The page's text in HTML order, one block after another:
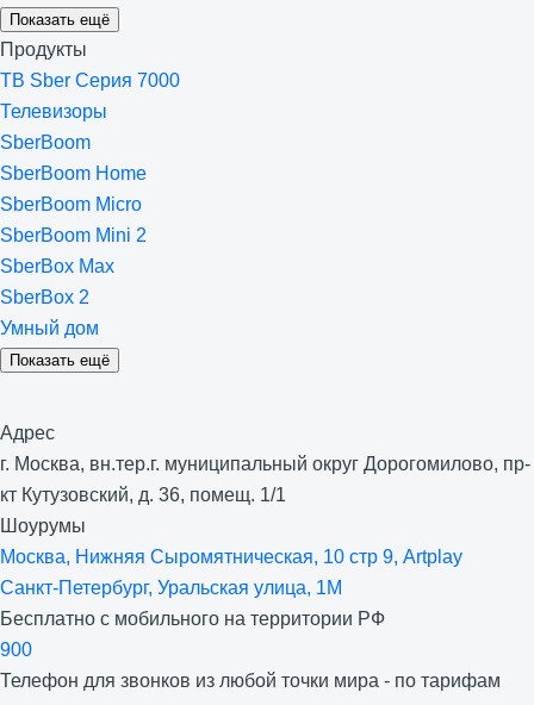
Показать ещё
Продукты
ТВ Sber Серия 7000
Телевизоры
SberBoom
SberBoom Home
SberBoom Micro
SberBoom Mini 2
SberBox Max
SberBox 2
Умный дом
Показать ещё
Адрес
г. Москва, вн.тер.г. муниципальный округ Дорогомилово, пр-
кт Кутузовский, д. 36, помещ. 1/1
Шоурумы
Москва, Нижняя Сыро­мятническая, 10 стр 9, Artplay
Санкт-Петербург, Уральская улица, 1М
Бесплатно с мобильного на территории РФ
900
Телефон для звонков из любой точки мира - по тарифам